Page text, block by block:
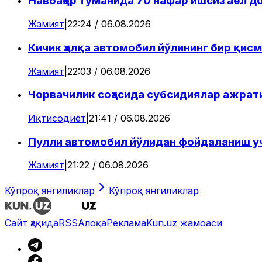
Жамият 22:24 / 06.08.2026
Кичик ҳалқа автомобил йўлининг бир
Жамият 22:03 / 06.08.2026
Чорвачилик соҳасида субсидиялар
Иқтисодиёт 21:41 / 06.08.2026
Пулли автомобил йўлидан фойдаланиш
Жамият 21:22 / 06.08.2026
Кўпроқ янгиликлар Кўпроқ янгиликлар
Сайт ҳақидаRSSАлоқаРекламаKun.uz жамоаси